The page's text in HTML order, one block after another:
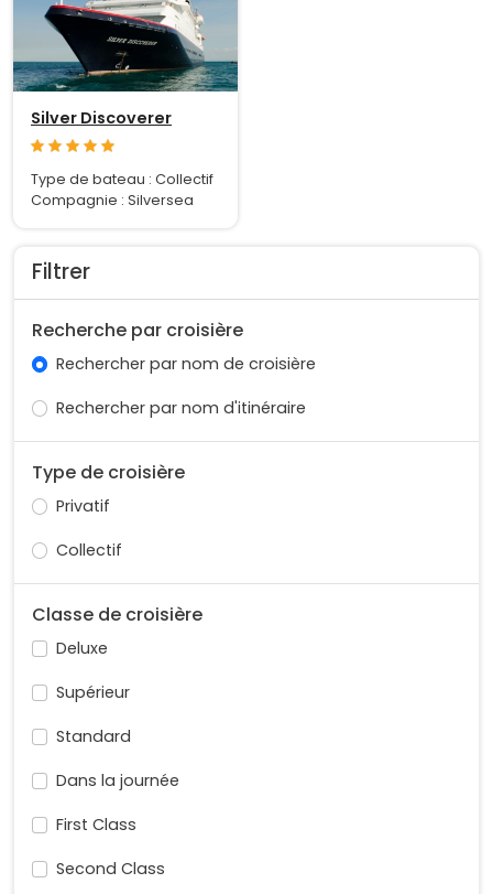
Filtrer
Recherche par croisière
Rechercher par nom de croisière
Rechercher par nom d'itinéraire
Type de croisière
Privatif
Collectif
Classe de croisière
Deluxe
Supérieur
Standard
Dans la journée
First Class
Second Class
Silver Discoverer
Type de bateau : Collectif
Compagnie : Silversea